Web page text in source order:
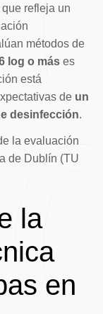
refleja un
métodos de
log o máses
está
de un
desinfección.
la evaluación
de Dublín (TU
la
en